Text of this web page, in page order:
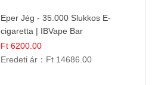
Eper Jég - 35.000 Slukkos E-
cigaretta | IBVape Bar
Ft 6200.00
Eredeti ár： Ft 14686.00